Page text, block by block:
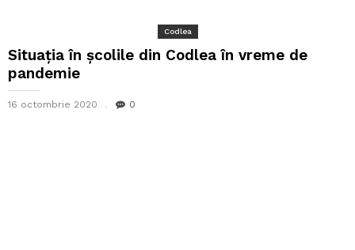
Codlea
Situația în școlile din Codlea în vreme de
pandemie
16 octombrie 2020 0